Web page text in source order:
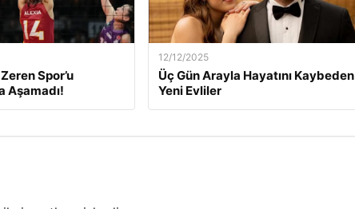
Spor’u
Aşamadı!
12/12/2025
Üç Gün Arayla Hayatını Kaybeden
Yeni Evliler